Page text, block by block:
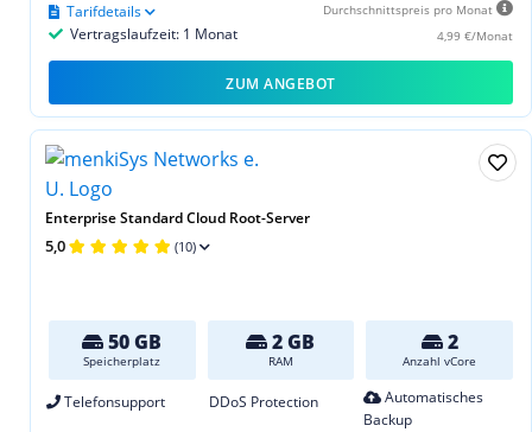
Durchschnittspreis pro Monat
4,99 €/Monat
Vertragslaufzeit: 1 Monat
Tarifdetails
ZUM ANGEBOT
Enterprise Standard Cloud Root-Server
5,0 (10)
50 GB
Speicherplatz
2 GB
RAM
2
Anzahl vCore
Telefonsupport DDoS Protection
Automatisches
Backup